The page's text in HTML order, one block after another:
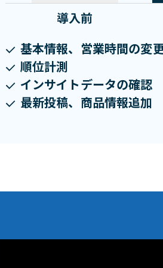
基本情報、営業時間の変
順位計測
インサイトデータの確認
最新投稿、商品情報追加